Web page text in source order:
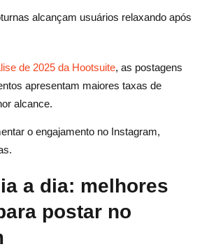
alcançam usuários relaxando após
de 2025 da Hootsuite, as postagens
apresentam maiores taxas de
alcance.
o engajamento no Instagram,
a dia: melhores
postar no